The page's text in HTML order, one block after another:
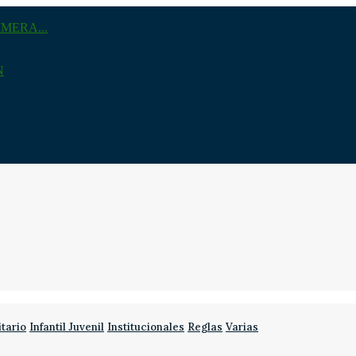
Infantil Juvenil Institucionales Reglas Varias